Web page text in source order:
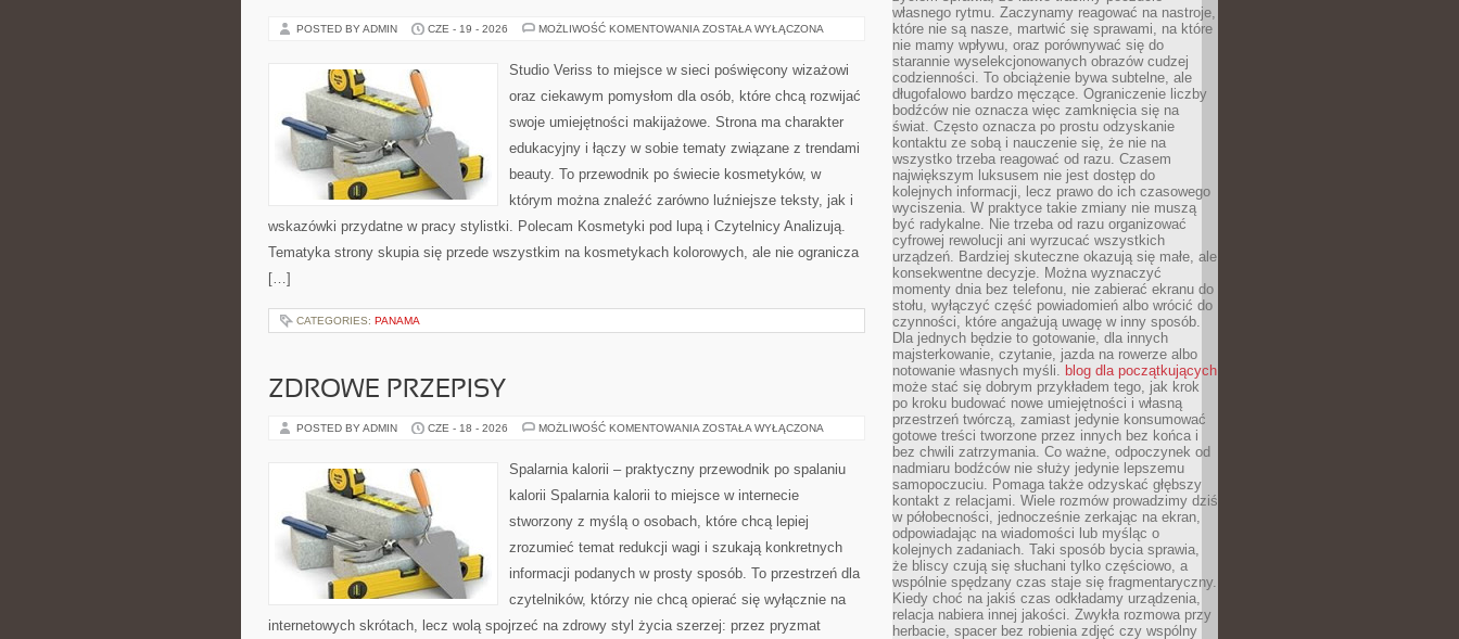
POSTED BY ADMIN CZE - 19 - 2026 MOŻLIWOŚĆ KOMENTOWANIA MAKIJAŻ
ZOSTAŁA WYŁĄCZONA
Studio Veriss to miejsce w sieci poświęcony wizażowi
oraz ciekawym pomysłom dla osób, które chcą rozwijać
swoje umiejętności makijażowe. Strona ma charakter
edukacyjny i łączy w sobie tematy związane z trendami
beauty. To przewodnik po świecie kosmetyków, w
którym można znaleźć zarówno luźniejsze teksty, jak i
wskazówki przydatne w pracy stylistki. Polecam Kosmetyki pod lupą i Czytelnicy Analizują.
Tematyka strony skupia się przede wszystkim na kosmetykach kolorowych, ale nie ogranicza
[…]
CATEGORIES: PANAMA
ZDROWE PRZEPISY
POSTED BY ADMIN CZE - 18 - 2026 MOŻLIWOŚĆ KOMENTOWANIA ZDROWE
ZOSTAŁA WYŁĄCZONA
Spalarnia kalorii – praktyczny przewodnik po spalaniu
kalorii Spalarnia kalorii to miejsce w internecie
stworzony z myślą o osobach, które chcą lepiej
zrozumieć temat redukcji wagi i szukają konkretnych
informacji podanych w prosty sposób. To przestrzeń dla
czytelników, którzy nie chcą opierać się wyłącznie na
internetowych skrótach, lecz wolą spojrzeć na zdrowy styl życia szerzej: przez pryzmat
własnego rytmu. Zaczynamy reagować na nastroje,
które nie są nasze, martwić się sprawami, na które
nie mamy wpływu, oraz porównywać się do
starannie wyselekcjonowanych obrazów cudzej
codzienności. To obciążenie bywa subtelne, ale
długofalowo bardzo męczące. Ograniczenie liczby
bodźców nie oznacza więc zamknięcia się na
świat. Często oznacza po prostu odzyskanie
kontaktu ze sobą i nauczenie się, że nie na
wszystko trzeba reagować od razu. Czasem
największym luksusem nie jest dostęp do
kolejnych informacji, lecz prawo do ich czasowego
wyciszenia. W praktyce takie zmiany nie muszą
być radykalne. Nie trzeba od razu organizować
cyfrowej rewolucji ani wyrzucać wszystkich
urządzeń. Bardziej skuteczne okazują się małe, ale
konsekwentne decyzje. Można wyznaczyć
momenty dnia bez telefonu, nie zabierać ekranu do
stołu, wyłączyć część powiadomień albo wrócić do
czynności, które angażują uwagę w inny sposób.
Dla jednych będzie to gotowanie, dla innych
majsterkowanie, czytanie, jazda na rowerze albo
notowanie własnych myśli. blog dla początkujących
może stać się dobrym przykładem tego, jak krok
po kroku budować nowe umiejętności i własną
przestrzeń twórczą, zamiast jedynie konsumować
gotowe treści tworzone przez innych bez końca i
bez chwili zatrzymania. Co ważne, odpoczynek od
nadmiaru bodźców nie służy jedynie lepszemu
samopoczuciu. Pomaga także odzyskać głębszy
kontakt z relacjami. Wiele rozmów prowadzimy dziś
w półobecności, jednocześnie zerkając na ekran,
odpowiadając na wiadomości lub myśląc o
kolejnych zadaniach. Taki sposób bycia sprawia,
że bliscy czują się słuchani tylko częściowo, a
wspólnie spędzany czas staje się fragmentaryczny.
Kiedy choć na jakiś czas odkładamy urządzenia,
relacja nabiera innej jakości. Zwykła rozmowa przy
herbacie, spacer bez robienia zdjęć czy wspólny